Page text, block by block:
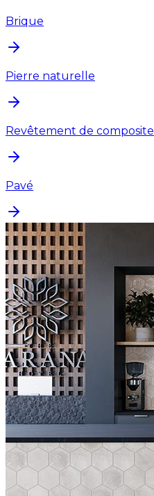
Brique
Pierre naturelle
Revêtement de composite
Pavé